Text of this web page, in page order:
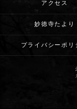
アクセス
妙徳寺たより
プライバシーポリ